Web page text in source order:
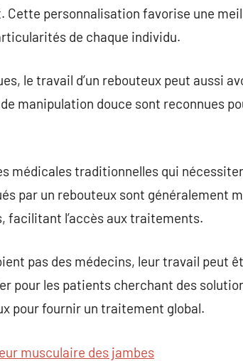
Cette personnalisation favorise une
de chaque individu.
le travail d’un rebouteux peut aussi
manipulation douce sont reconnues
médicales traditionnelles qui
par un rebouteux sont généralement
facilitant l’accès aux traitements.
pas des médecins, leur travail peut
pour les patients cherchant des
pour fournir un traitement global.
musculaire des jambes